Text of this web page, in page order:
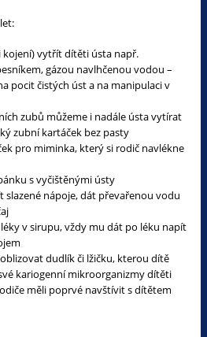
kojení) vytřít dítěti ústa např.
gázou navlhčenou vodou –
pocit čistých úst a na manipulaci v
zubů můžeme i nadále ústa vytírat
zubní kartáček bez pasty
pro miminka, který si rodič navlékne
s vyčištěnými ústy
slazené nápoje, dát převařenou vodu
v sirupu, vždy mu dát po léku napít
dudlík či lžičku, kterou dítě
kariogenní mikroorganizmy dítěti
měli poprvé navštívit s dítětem